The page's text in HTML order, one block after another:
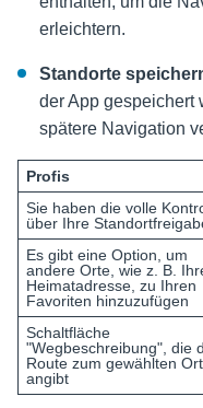
erleichtern.
Standorte
der App gespeichert
spätere Navigation
Profis
Sie haben die volle
über Ihre
Es gibt eine Option, um
andere Orte, wie z. B.
Heimatadresse, zu Ihren
Favoriten hinzuzufügen
Schaltfläche
"Wegbeschreibung", die
Route zum gewählten Ort
angibt